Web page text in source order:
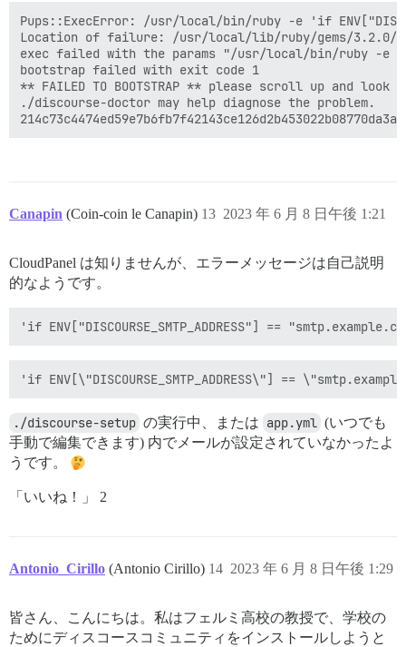
Pups::ExecError: /usr/local/bin/ruby -e 'if
Location of failure: /usr/local/lib/ruby/gems/3.2.0/
exec failed with the params "/usr/local/bin/ruby -e 'if
bootstrap failed with exit code 1
** FAILED TO BOOTSTRAP ** please scroll up and
./discourse-doctor may help diagnose the problem.
Canapin (Coin-coin le Canapin) 2023 年 6 月 8 日午後 1:21
13
CloudPanel は知りませんが、エラーメッセージは自己説明
的なようです。
./discourse-setup の実行中、または app.yml (いつでも
手動で編集できます) 内でメールが設定されていなかったよ
うです。
「いいね！」 2
Antonio_Cirillo (Antonio Cirillo) 2023 年 6 月 8 日午後 1:29
14
皆さん、こんにちは。私はフェルミ高校の教授で、学校の
ためにディスコースコミュニティをインストールしようと